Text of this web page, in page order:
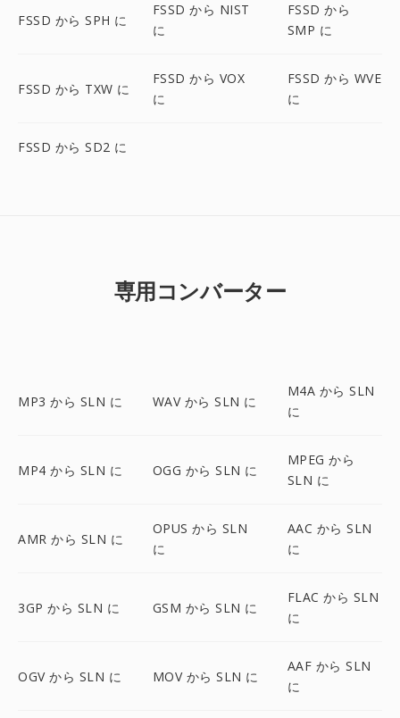
FSSD から SPH に
FSSD から NIST
に
FSSD から
SMP に
FSSD から TXW に
FSSD から VOX
に
FSSD から WVE
に
FSSD から SD2 に
専用コンバーター
MP3 から SLN に WAV から SLN に
M4A から SLN
に
MP4 から SLN に OGG から SLN に
MPEG から
SLN に
AMR から SLN に
OPUS から SLN
に
AAC から SLN
に
3GP から SLN に GSM から SLN に
FLAC から SLN
に
OGV から SLN に MOV から SLN に
AAF から SLN
に